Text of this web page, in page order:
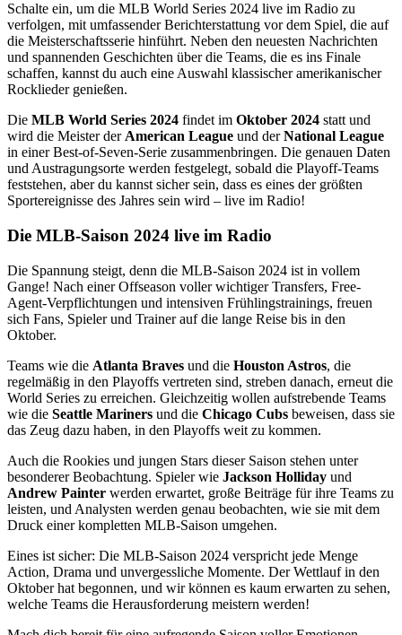
Schalte ein, um die MLB World Series 2024 live im Radio zu
verfolgen, mit umfassender Berichterstattung vor dem Spiel, die auf
die Meisterschaftsserie hinführt. Neben den neuesten Nachrichten
und spannenden Geschichten über die Teams, die es ins Finale
schaffen, kannst du auch eine Auswahl klassischer amerikanischer
Rocklieder genießen.
Die MLB World Series 2024 findet im Oktober 2024 statt und
wird die Meister der American League und derNational League
in einer Best-of-Seven-Serie zusammenbringen. Die genauen Daten
und Austragungsorte werden festgelegt, sobald die Playoff-Teams
feststehen, aber du kannst sicher sein, dass es eines der größten
Sportereignisse des Jahres sein wird – live im Radio!
Die MLB-Saison 2024 live im Radio
Die Spannung steigt, denn die MLB-Saison 2024 ist in vollem
Gange! Nach einer Offseason voller wichtiger Transfers, Free-
Agent-Verpflichtungen und intensiven Frühlingstrainings, freuen
sich Fans, Spieler und Trainer auf die lange Reise bis in den
Oktober.
Teams wie die Atlanta Braves und die Houston Astros, die
regelmäßig in den Playoffs vertreten sind, streben danach, erneut die
World Series zu erreichen. Gleichzeitig wollen aufstrebende Teams
wie die Seattle Mariners und die Chicago Cubs beweisen, dass sie
das Zeug dazu haben, in den Playoffs weit zu kommen.
Auch die Rookies und jungen Stars dieser Saison stehen unter
besonderer Beobachtung. Spieler wie Jackson Holliday und
Andrew Painter werden erwartet, große Beiträge für ihre Teams zu
leisten, und Analysten werden genau beobachten, wie sie mit dem
Druck einer kompletten MLB-Saison umgehen.
Eines ist sicher: Die MLB-Saison 2024 verspricht jede Menge
Action, Drama und unvergessliche Momente. Der Wettlauf in den
Oktober hat begonnen, und wir können es kaum erwarten zu sehen,
welche Teams die Herausforderung meistern werden!